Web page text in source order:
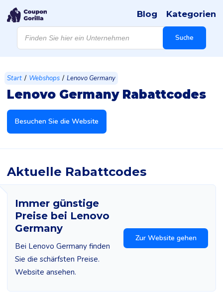
Products
search Suche
Blog Kategorien
Start / Webshops / Lenovo Germany
Lenovo Germany Rabattcodes
Besuchen Sie die Website
Aktuelle Rabattcodes
Immer günstige
Preise bei Lenovo
Germany
Bei Lenovo Germany finden
Sie die schärfsten Preise.
Website ansehen.
Zur Website gehen